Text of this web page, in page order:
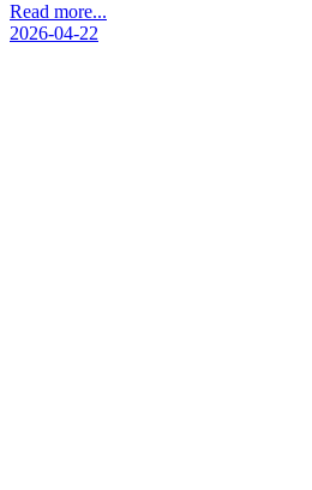
Read more...
2026-04-22